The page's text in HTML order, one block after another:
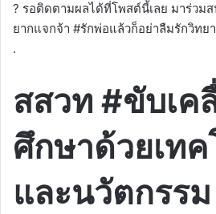
? รอติดตามผลได้ที่โพสต์นี้เลย มาร่วม
ยากแจกจ้า #รักพ่อแล้วก็อย่าลืมรักวิทย
.
สสวท #ขับเค
ศึกษาด้วยเท
และนวัตกรรม